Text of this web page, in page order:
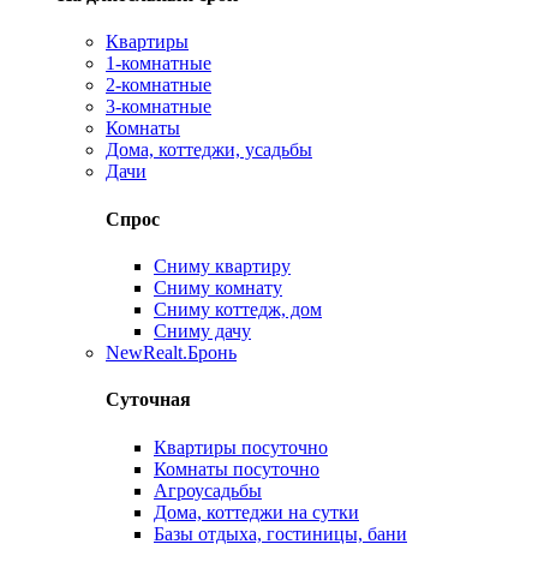
Квартиры
1-комнатные
2-комнатные
3-комнатные
Комнаты
Дома, коттеджи, усадьбы
Дачи
Спрос
Сниму квартиру
Сниму комнату
Сниму коттедж, дом
Сниму дачу
NewRealt.Бронь
Суточная
Квартиры посуточно
Комнаты посуточно
Агроусадьбы
Дома, коттеджи на сутки
Базы отдыха, гостиницы, бани